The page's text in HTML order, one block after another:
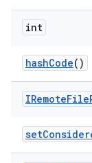
int
hashCode()
IRemoteFile
set